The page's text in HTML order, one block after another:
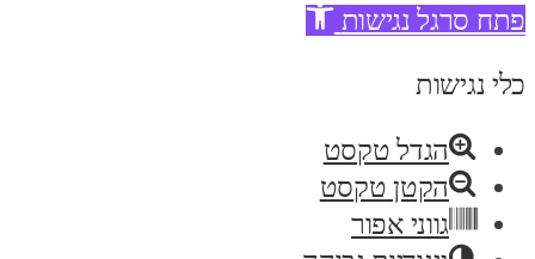
פתח סרגל נגישות
כלי נגישות
הגדל טקסט
הקטן טקסט
גווני אפור